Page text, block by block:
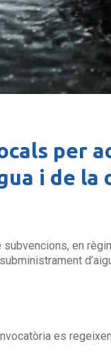
per
i de
en
es